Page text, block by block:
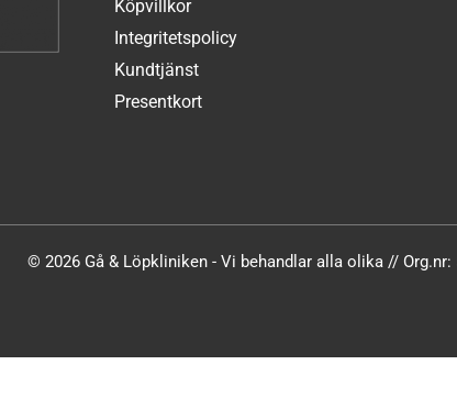
Köpvillkor
Integritetspolicy
Kundtjänst
Presentkort
© 2026 Gå & Löpkliniken - Vi behandlar alla olika //